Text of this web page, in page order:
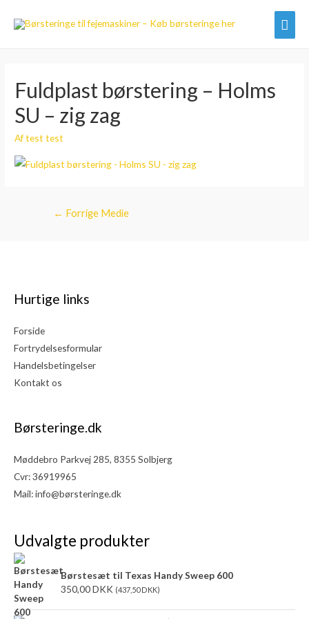
Fuldplast børstering – Holms
SU – zig zag
Aftest test
Indlægsnavigation
← Forrige Medie
Hurtige links
Forside
Fortrydelsesformular
Handelsbetingelser
Kontakt os
Børsteringe.dk
Møddebro Parkvej 285, 8355 Solbjerg
Cvr: 36919965
Mail:info@børsteringe.dk
Udvalgte produkter
Børstesæt til Texas Handy Sweep 600
350,00DKK (437,50DKK)